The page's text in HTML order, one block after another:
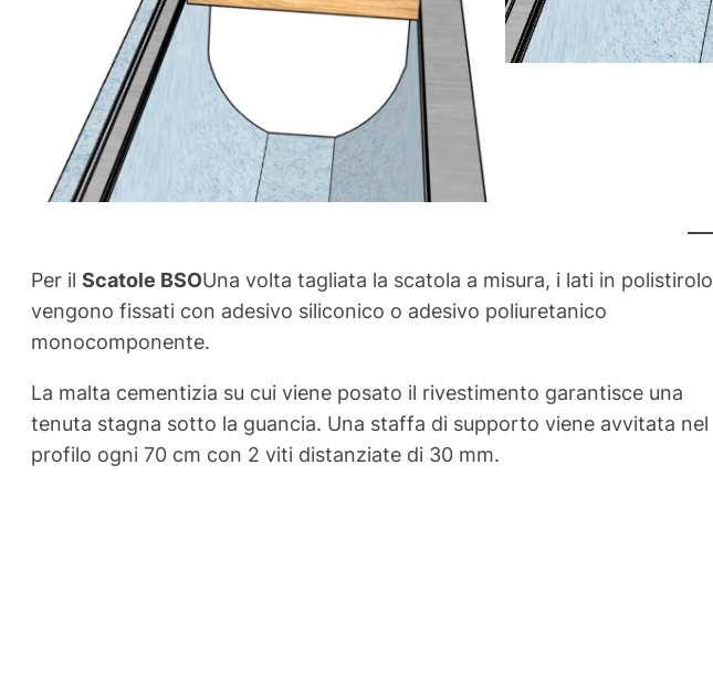
Per il Scatole BSOUna volta tagliata la scatola a misura, i lati in polistirolo
vengono fissati con adesivo siliconico o adesivo poliuretanico
monocomponente.
La malta cementizia su cui viene posato il rivestimento garantisce una
tenuta stagna sotto la guancia. Una staffa di supporto viene avvitata nel
profilo ogni 70 cm con 2 viti distanziate di 30 mm.